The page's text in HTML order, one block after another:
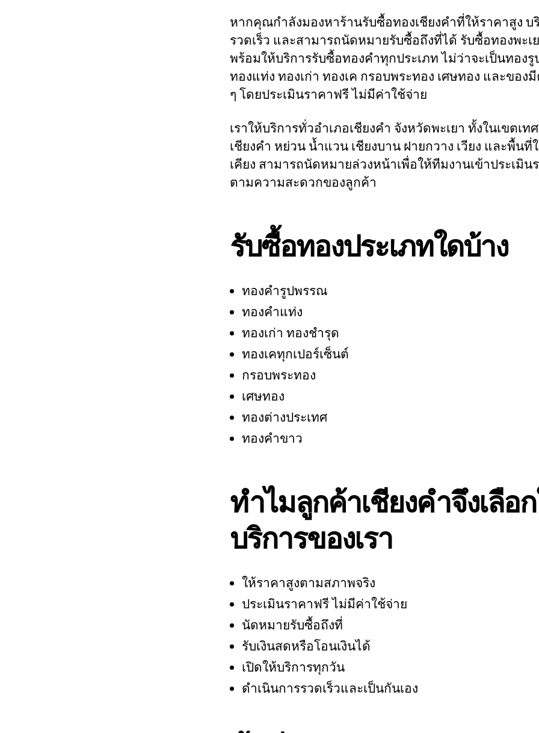
หากคุณกำลังมองหาร้านรับซื้อทองเชียงคำที่ให้ราคาสูง บ
รวดเร็ว และสามารถนัดหมายรับซื้อถึงที่ได้ รับซื้อทองพะเ
พร้อมให้บริการรับซื้อทองคำทุกประเภท ไม่ว่าจะเป็นทอง
ทองแท่ง ทองเก่า ทองเค กรอบพระทอง เศษทอง และของ
ๆ โดยประเมินราคาฟรี ไม่มีค่าใช้จ่าย
เราให้บริการทั่วอำเภอเชียงคำ จังหวัดพะเยา ทั้งในเขตเท
เชียงคำ หย่วน น้ำแวน เชียงบาน ฝายกวาง เวียง และพื้นที่
เคียง สามารถนัดหมายล่วงหน้าเพื่อให้ทีมงานเข้าประเมิน
ตามความสะดวกของลูกค้า
รับซื้อทองประเภทใดบ้าง
ทองคำรูปพรรณ
ทองคำแท่ง
ทองเก่า ทองชำรุด
ทองเคทุกเปอร์เซ็นต์
กรอบพระทอง
เศษทอง
ทองต่างประเทศ
ทองคำขาว
ทำไมลูกค้าเชียงคำจึงเลือ
บริการของเรา
ให้ราคาสูงตามสภาพจริง
ประเมินราคาฟรี ไม่มีค่าใช้จ่าย
นัดหมายรับซื้อถึงที่
รับเงินสดหรือโอนเงินได้
เปิดให้บริการทุกวัน
ดำเนินการรวดเร็วและเป็นกันเอง